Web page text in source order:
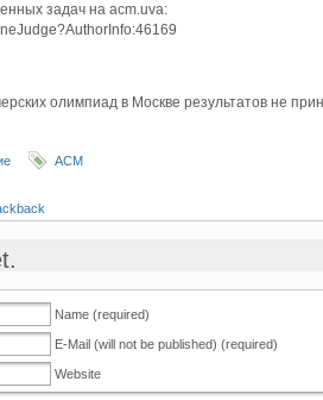
задач на acm.uva:
олимпиад в Москве результатов не
ACM
Name (required)
E-Mail (will not be published) (required)
Website